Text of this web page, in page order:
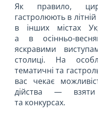
Як правило,
гастролюють в
в інших містах
а в осінньо-
яскравими
столиці. На
тематичні та
вас чекає
дійства —
та конкурсах.